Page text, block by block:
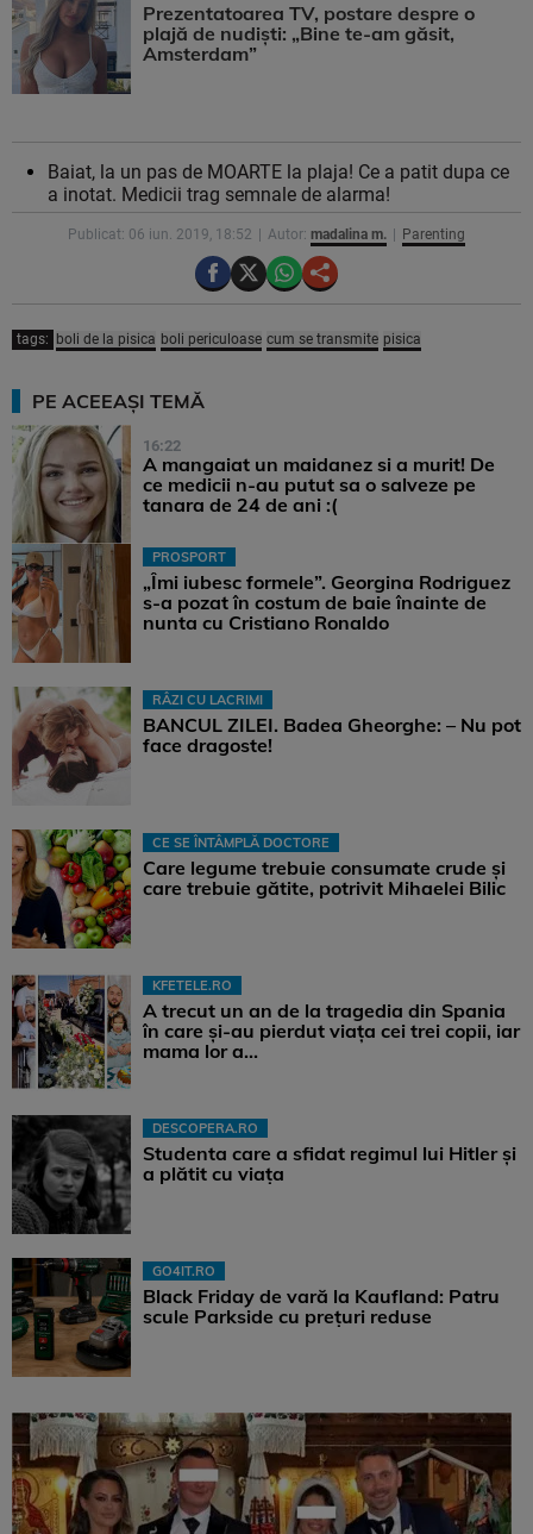
Prezentatoarea TV, postare despre o
plajă de nudiști: „Bine te-am găsit,
Amsterdam”
Baiat, la un pas de MOARTE la plaja! Ce a patit dupa ce
a inotat. Medicii trag semnale de alarma!
Publicat: 06 iun. 2019, 18:52 Autor: madalina m. Parenting
tags: boli de la pisica boli periculoase cum se transmite pisica
PE ACEEAȘI TEMĂ
16:22
A mangaiat un maidanez si a murit! De
ce medicii n-au putut sa o salveze pe
tanara de 24 de ani :(
PROSPORT
„Îmi iubesc formele”. Georgina Rodriguez
s-a pozat în costum de baie înainte de
nunta cu Cristiano Ronaldo
RÂZI CU LACRIMI
BANCUL ZILEI. Badea Gheorghe: – Nu pot
face dragoste!
CE SE ÎNTÂMPLĂ DOCTORE
Care legume trebuie consumate crude și
care trebuie gătite, potrivit Mihaelei Bilic
KFETELE.RO
A trecut un an de la tragedia din Spania
în care și-au pierdut viața cei trei copii, iar
mama lor a…
DESCOPERA.RO
Studenta care a sfidat regimul lui Hitler și
a plătit cu viața
GO4IT.RO
Black Friday de vară la Kaufland: Patru
scule Parkside cu prețuri reduse